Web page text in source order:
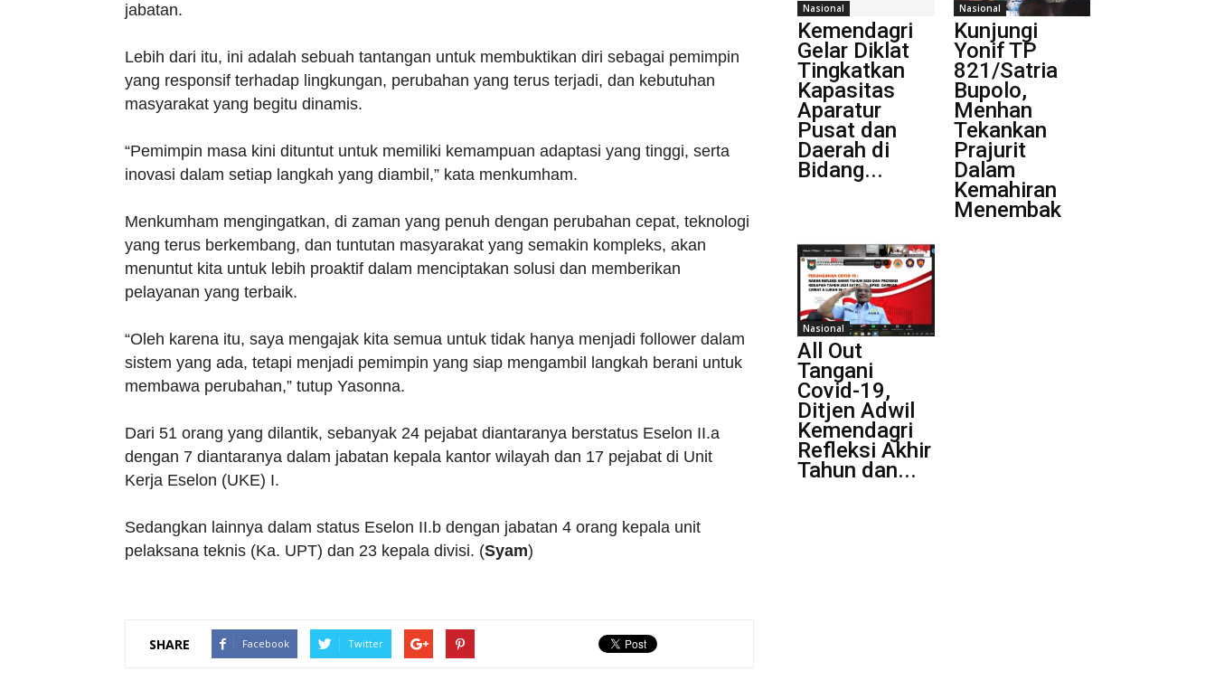
jabatan.
Lebih dari itu, ini adalah sebuah tantangan untuk membuktikan diri sebagai pemimpin
yang responsif terhadap lingkungan, perubahan yang terus terjadi, dan kebutuhan
masyarakat yang begitu dinamis.
“Pemimpin masa kini dituntut untuk memiliki kemampuan adaptasi yang tinggi, serta
inovasi dalam setiap langkah yang diambil,” kata menkumham.
Menkumham mengingatkan, di zaman yang penuh dengan perubahan cepat, teknologi
yang terus berkembang, dan tuntutan masyarakat yang semakin kompleks, akan
menuntut kita untuk lebih proaktif dalam menciptakan solusi dan memberikan
pelayanan yang terbaik.
“Oleh karena itu, saya mengajak kita semua untuk tidak hanya menjadi follower dalam
sistem yang ada, tetapi menjadi pemimpin yang siap mengambil langkah berani untuk
membawa perubahan,” tutup Yasonna.
Dari 51 orang yang dilantik, sebanyak 24 pejabat diantaranya berstatus Eselon II.a
dengan 7 diantaranya dalam jabatan kepala kantor wilayah dan 17 pejabat di Unit
Kerja Eselon (UKE) I.
Sedangkan lainnya dalam status Eselon II.b dengan jabatan 4 orang kepala unit
pelaksana teknis (Ka. UPT) dan 23 kepala divisi. (Syam)
SHARE Facebook Twitter
Nasional
Kemendagri
Gelar Diklat
Tingkatkan
Kapasitas
Aparatur
Pusat dan
Daerah di
Bidang...
Nasional
Kunjungi
Yonif TP
821/Satria
Bupolo,
Menhan
Tekankan
Prajurit
Dalam
Kemahiran
Menembak
Nasional
All Out
Tangani
Covid-19,
Ditjen Adwil
Kemendagri
Refleksi Akhir
Tahun dan...